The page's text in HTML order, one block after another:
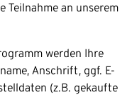
Teilnahme an unserem
werden Ihre
Anschrift, ggf. E-
(z.B. gekaufte